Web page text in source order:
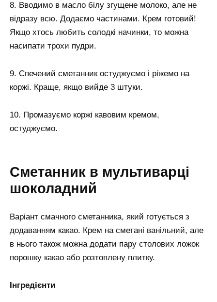
8. Вводимо в масло білу згущене молоко, але не
відразу всю. Додаємо частинами. Крем готовий!
Якщо хтось любить солодкі начинки, то можна
насипати трохи пудри.
9. Спечений сметанник остуджуємо і ріжемо на
коржі. Краще, якщо вийде 3 штуки.
10. Промазуємо коржі кавовим кремом,
остуджуємо.
Сметанник в мультиварці
шоколадний
Варіант смачного сметанника, який готується з
додаванням какао. Крем на сметані ванільний, але
в нього також можна додати пару столових ложок
порошку какао або розтоплену плитку.
Інгредієнти